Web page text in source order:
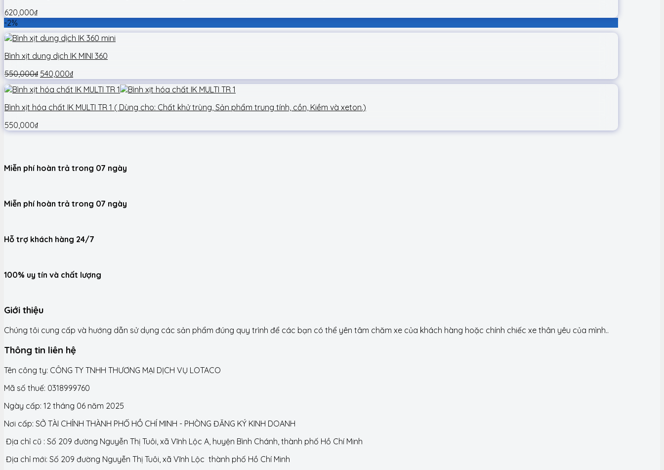
620,000₫
-2%
Bình xịt dung dịch IK MINI 360
550,000₫ 540,000₫
Bình xịt hóa chất IK MULTI TR 1 ( Dùng cho: Chất khử trùng, Sản phẩm trung tính, cồn, Kiềm và xeton.)
550,000₫
Miễn phí hoàn trả trong 07 ngày
Miễn phí hoàn trả trong 07 ngày
Hỗ trợ khách hàng 24/7
100% uy tín và chất lượng
Giới thiệu
Chúng tôi cung cấp và hướng dẫn sử dụng các sản phẩm đúng quy trình để các bạn có thể yên tâm chăm xe của khách hàng hoặc chính chiếc xe thân yêu của mình..
Thông tin liên hệ
Tên công ty: CÔNG TY TNHH THƯƠNG MẠI DỊCH VỤ LOTACO
Mã số thuế: 0318999760
Ngày cấp: 12 tháng 06 năm 2025
Nơi cấp: SỞ TÀI CHÍNH THÀNH PHỐ HỒ CHÍ MINH - PHÒNG ĐĂNG KÝ KINH DOANH
Địa chỉ cũ : Số 209 đường Nguyễn Thị Tuôi, xã Vĩnh Lộc A, huyện Bình Chánh, thành phố Hồ Chí Minh
Địa chỉ mới: Số 209 đường Nguyễn Thị Tuôi, xã Vĩnh Lộc thành phố Hồ Chí Minh